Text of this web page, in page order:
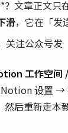
文章正文只
滑，它在「发
关注公众号发
工作空
Notion 设置 →
然后重新走本